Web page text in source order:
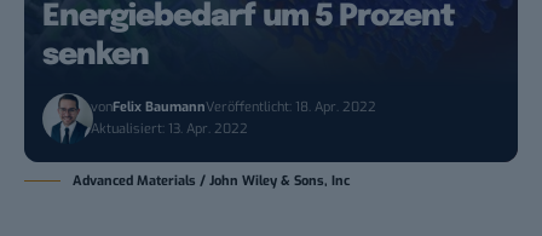
Energiebedarf um 5 Prozent
senken
vonFelix BaumannVeröffentlicht: 18. Apr. 2022
Aktualisiert: 13. Apr. 2022
Advanced Materials / John Wiley & Sons, Inc